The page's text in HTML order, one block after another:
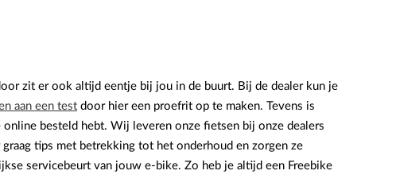
zit er ook altijd eentje bij jou in de buurt. Bij de dealer kun je
aan een test door hier een proefrit op te maken. Tevens is
besteld hebt. Wij leveren onze fietsen bij onze dealers
tips met betrekking tot het onderhoud en zorgen ze
servicebeurt van jouw e-bike. Zo heb je altijd een Freebike